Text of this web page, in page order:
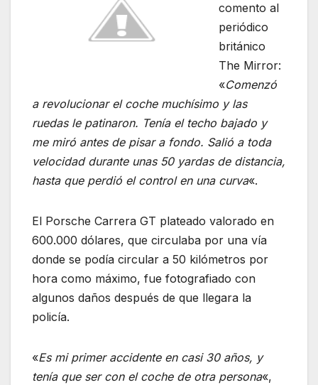
comento al
periódico
británico
The Mirror:
«Comenzó
a revolucionar el coche muchísimo y las
ruedas le patinaron. Tenía el techo bajado y
me miró antes de pisar a fondo. Salió a toda
velocidad durante unas 50 yardas de distancia,
hasta que perdió el control en una curva«.
El Porsche Carrera GT plateado valorado en
600.000 dólares, que circulaba por una vía
donde se podía circular a 50 kilómetros por
hora como máximo, fue fotografiado con
algunos daños después de que llegara la
policía.
«Es mi primer accidente en casi 30 años, y
tenía que ser con el coche de otra persona«,